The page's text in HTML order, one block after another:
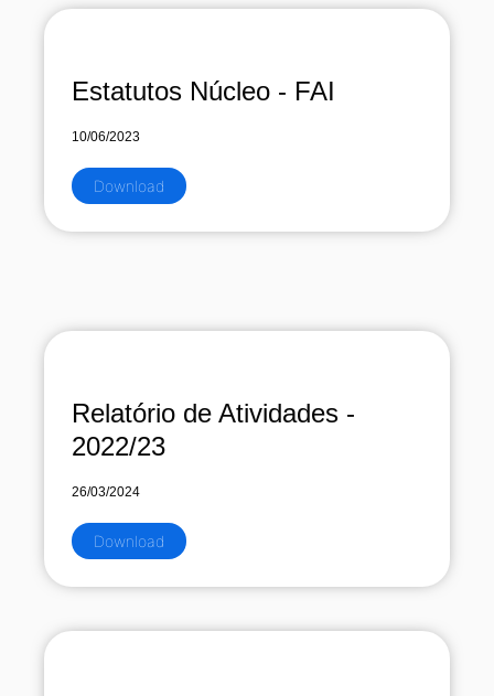
Estatutos Núcleo - FAI
10/06/2023
Download
Relatório de Atividades -
2022/23
26/03/2024
Download